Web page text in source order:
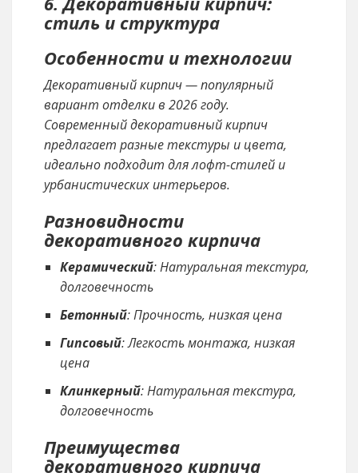
стиль и структура
Особенности и технологии
Декоративный кирпич — популярный
вариант отделки в 2026 году.
Современный декоративный кирпич
предлагает разные текстуры и цвета,
идеально подходит для лофт-стилей и
урбанистических интерьеров.
Разновидности
декоративного кирпича
Керамический: Натуральная текстура,
долговечность
Бетонный: Прочность, низкая цена
Гипсовый: Легкость монтажа, низкая
цена
Клинкерный: Натуральная текстура,
долговечность
Преимущества
декоративного кирпича